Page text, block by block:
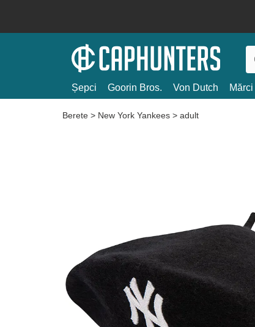
Șepci Goorin Bros. Von Dutch Mărci
Berete > New York Yankees > adult